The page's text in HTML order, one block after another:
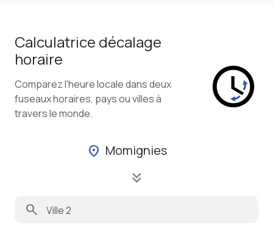
Calculatrice décalage
horaire
Comparez l'heure locale dans deux
fuseaux horaires, pays ou villes à
travers le monde.
location_on Momignies
keyboard_double_arrow_down
search